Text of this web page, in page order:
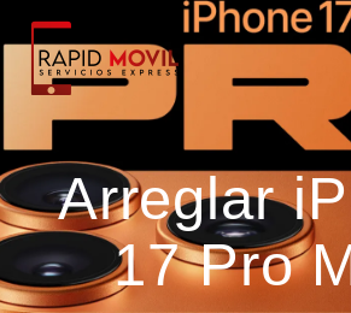
Arreglar
17 Pro